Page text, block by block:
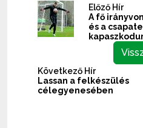
Előző Hír
A fő
és a
Következő Hír
Lassan a felkészülés
célegyenesében